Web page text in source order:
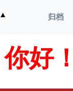
你好
▲
单
归档